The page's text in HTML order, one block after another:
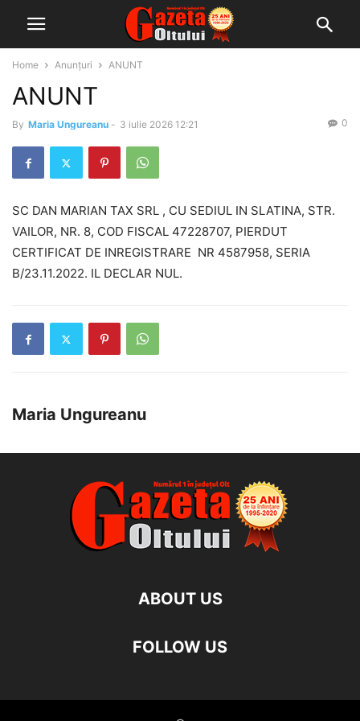
Home Anunțuri ANUNT
ANUNT
By Maria Ungureanu - 3 iulie 2026 12:21 0
SC DAN MARIAN TAX SRL , CU SEDIUL IN SLATINA, STR.
VAILOR, NR. 8, COD FISCAL 47228707, PIERDUT
CERTIFICAT DE INREGISTRARE NR 4587958, SERIA
B/23.11.2022. IL DECLAR NUL.
Maria Ungureanu
ABOUT US
FOLLOW US